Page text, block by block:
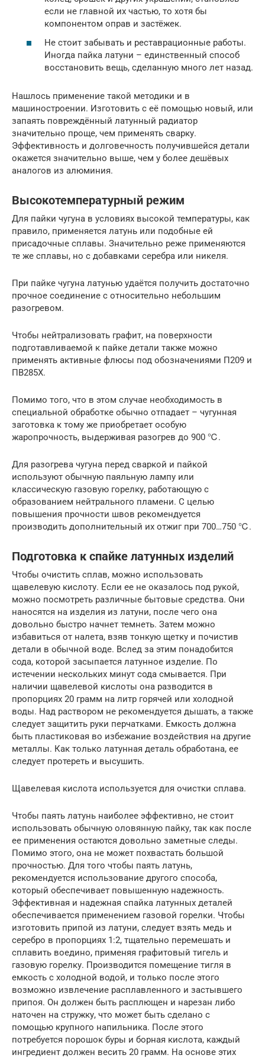
если не главной их частью, то хотя бы
компонентом оправ и застёжек.
Не стоит забывать и реставрационные работы.
Иногда пайка латуни – единственный способ
восстановить вещь, сделанную много лет назад.
Нашлось применение такой методики и в
машиностроении. Изготовить с её помощью новый, или
запаять повреждённый латунный радиатор
значительно проще, чем применять сварку.
Эффективность и долговечность получившейся детали
окажется значительно выше, чем у более дешёвых
аналогов из алюминия.
Высокотемпературный режим
Для пайки чугуна в условиях высокой температуры, как
правило, применяется латунь или подобные ей
присадочные сплавы. Значительно реже применяются
те же сплавы, но с добавками серебра или никеля.
При пайке чугуна латунью удаётся получить достаточно
прочное соединение с относительно небольшим
разогревом.
Чтобы нейтрализовать графит, на поверхности
подготавливаемой к пайке детали также можно
применять активные флюсы под обозначениями П209 и
ПВ285Х.
Помимо того, что в этом случае необходимость в
специальной обработке обычно отпадает – чугунная
заготовка к тому же приобретает особую
жаропрочность, выдерживая разогрев до 900 ℃.
Для разогрева чугуна перед сваркой и пайкой
используют обычную паяльную лампу или
классическую газовую горелку, работающую с
образованием нейтрального пламени. С целью
повышения прочности швов рекомендуется
производить дополнительный их отжиг при 700…750 ℃.
Подготовка к спайке латунных изделий
Чтобы очистить сплав, можно использовать
щавелевую кислоту. Если ее не оказалось под рукой,
можно посмотреть различные бытовые средства. Они
наносятся на изделия из латуни, после чего она
довольно быстро начнет темнеть. Затем можно
избавиться от налета, взяв тонкую щетку и почистив
детали в обычной воде. Вслед за этим понадобится
сода, которой засыпается латунное изделие. По
истечении нескольких минут сода смывается. При
наличии щавелевой кислоты она разводится в
пропорциях 20 грамм на литр горячей или холодной
воды. Над раствором не рекомендуется дышать, а также
следует защитить руки перчатками. Емкость должна
быть пластиковая во избежание воздействия на другие
металлы. Как только латунная деталь обработана, ее
следует протереть и высушить.
Щавелевая кислота используется для очистки сплава.
Чтобы паять латунь наиболее эффективно, не стоит
использовать обычную оловянную пайку, так как после
ее применения остаются довольно заметные следы.
Помимо этого, она не может похвастать большой
прочностью. Для того чтобы паять латунь,
рекомендуется использование другого способа,
который обеспечивает повышенную надежность.
Эффективная и надежная спайка латунных деталей
обеспечивается применением газовой горелки. Чтобы
изготовить припой из латуни, следует взять медь и
серебро в пропорциях 1:2, тщательно перемешать и
сплавить воедино, применяя графитовый тигель и
газовую горелку. Производится помещение тигля в
емкость с холодной водой, и только после этого
возможно извлечение расплавленного и застывшего
припоя. Он должен быть расплющен и нарезан либо
наточен на стружку, что может быть сделано с
помощью крупного напильника. После этого
потребуется порошок буры и борная кислота, каждый
ингредиент должен весить 20 грамм. На основе этих